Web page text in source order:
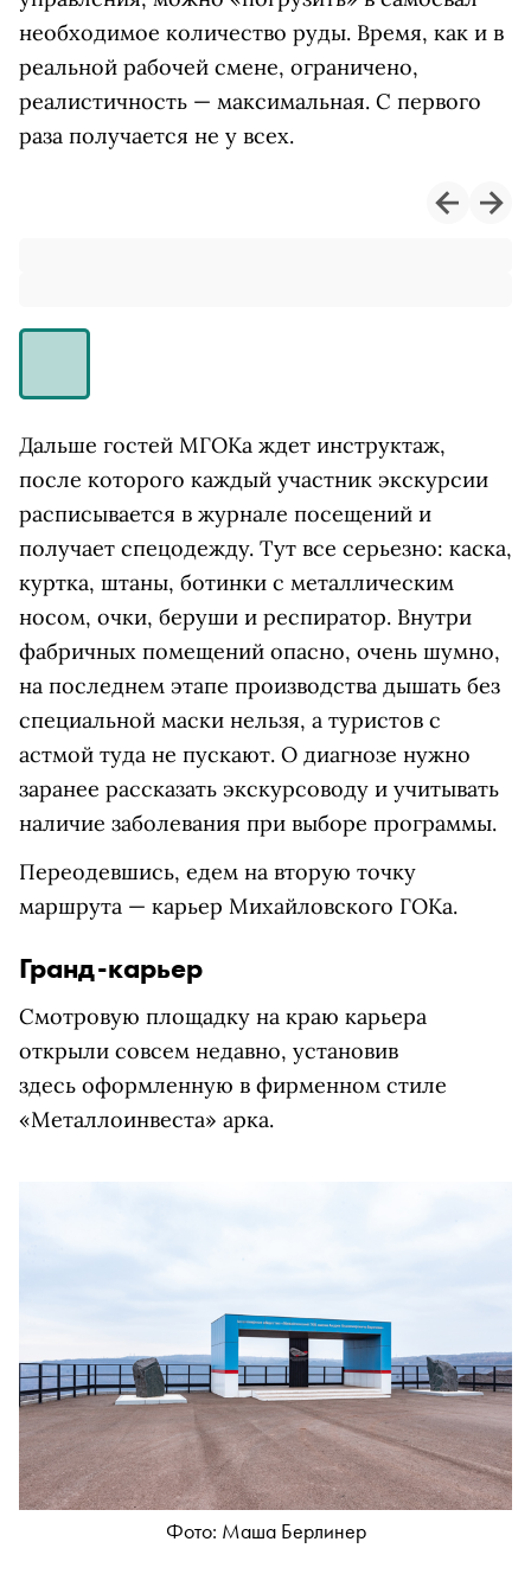
необходимое количество руды. Время, как и в
реальной рабочей смене, ограничено,
реалистичность — максимальная. С первого
раза получается не у всех.
Дальше гостей МГОКа ждет инструктаж,
после которого каждый участник экскурсии
расписывается в журнале посещений и
получает спецодежду. Тут все серьезно: каска,
куртка, штаны, ботинки с металлическим
носом, очки, беруши и респиратор. Внутри
фабричных помещений опасно, очень шумно,
на последнем этапе производства дышать без
специальной маски нельзя, а туристов с
астмой туда не пускают. О диагнозе нужно
заранее рассказать экскурсоводу и учитывать
наличие заболевания при выборе программы.
Переодевшись, едем на вторую точку
маршрута — карьер Михайловского ГОКа.
Гранд-карьер
Смотровую площадку на краю карьера
открыли совсем недавно, установив
здесь оформленную в фирменном стиле
«Металлоинвеста» арка.
Фото: Маша Берлинер